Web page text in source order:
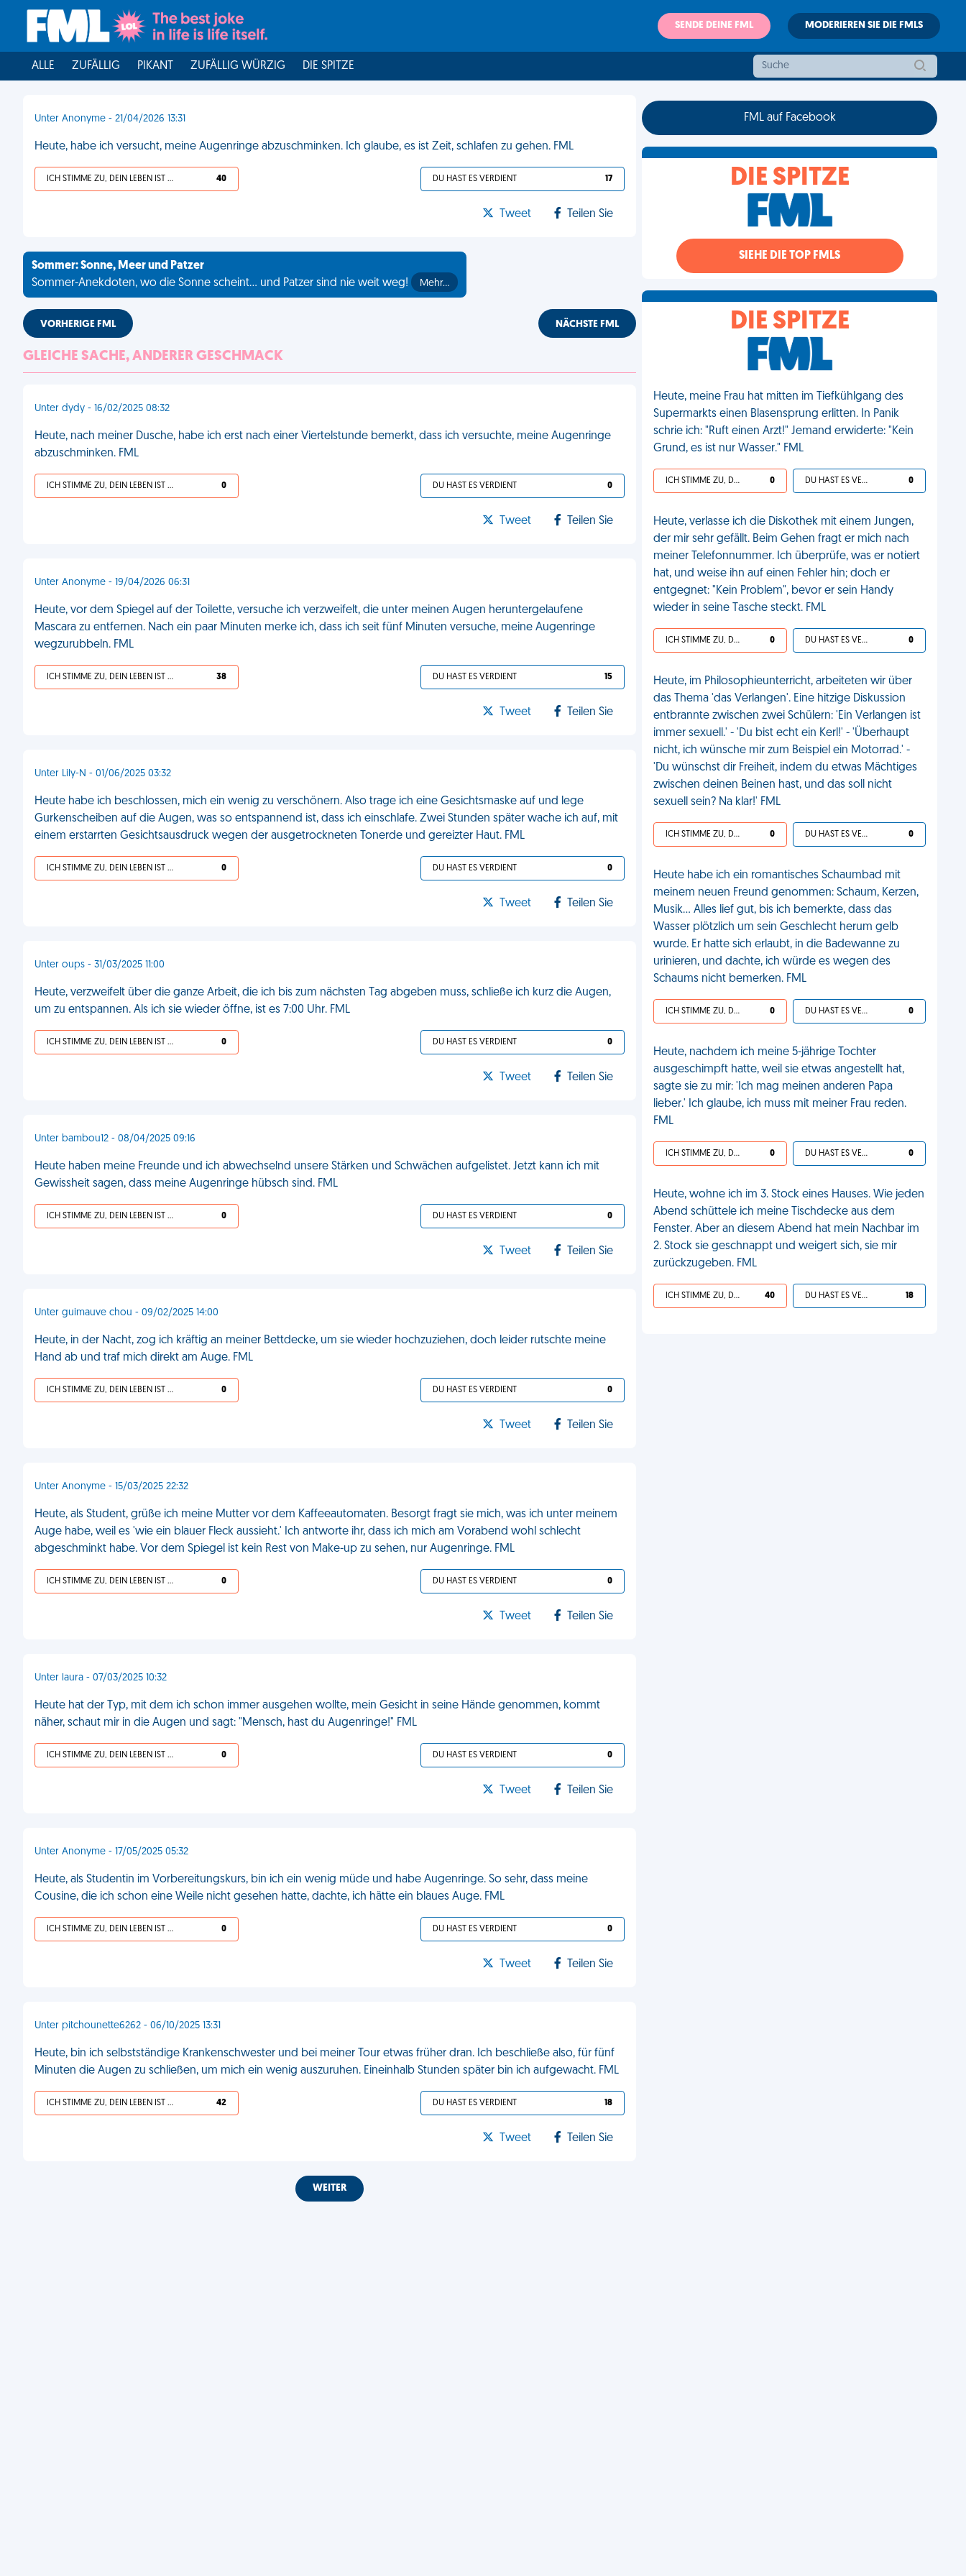
SENDE DEINE FML MODERIEREN SIE DIE FMLS
ALLE ZUFÄLLIG PIKANT ZUFÄLLIG WÜRZIG DIE SPITZE
Unter Anonyme - 21/04/2026 13:31
Heute, habe ich versucht, meine Augenringe abzuschminken. Ich glaube, es ist Zeit, schlafen zu gehen. FML
ICH STIMME ZU, DEIN LEBEN IST SCHEISSE 40 DU HAST ES VERDIENT 17
Tweet Teilen Sie
Sommer: Sonne, Meer und Patzer
Sommer-Anekdoten, wo die Sonne scheint... und Patzer sind nie weit weg!
Mehr…
VORHERIGE FML NÄCHSTE FML
GLEICHE SACHE, ANDERER GESCHMACK
Unter dydy - 16/02/2025 08:32
Heute, nach meiner Dusche, habe ich erst nach einer Viertelstunde bemerkt, dass ich versuchte, meine Augenringe
abzuschminken. FML
ICH STIMME ZU, DEIN LEBEN IST SCHEISSE 0 DU HAST ES VERDIENT 0
Tweet Teilen Sie
Unter Anonyme - 19/04/2026 06:31
Heute, vor dem Spiegel auf der Toilette, versuche ich verzweifelt, die unter meinen Augen heruntergelaufene
Mascara zu entfernen. Nach ein paar Minuten merke ich, dass ich seit fünf Minuten versuche, meine Augenringe
wegzurubbeln. FML
ICH STIMME ZU, DEIN LEBEN IST SCHEISSE 38 DU HAST ES VERDIENT 15
Tweet Teilen Sie
Unter Lily-N - 01/06/2025 03:32
Heute habe ich beschlossen, mich ein wenig zu verschönern. Also trage ich eine Gesichtsmaske auf und lege
Gurkenscheiben auf die Augen, was so entspannend ist, dass ich einschlafe. Zwei Stunden später wache ich auf, mit
einem erstarrten Gesichtsausdruck wegen der ausgetrockneten Tonerde und gereizter Haut. FML
ICH STIMME ZU, DEIN LEBEN IST SCHEISSE 0 DU HAST ES VERDIENT 0
Tweet Teilen Sie
Unter oups - 31/03/2025 11:00
Heute, verzweifelt über die ganze Arbeit, die ich bis zum nächsten Tag abgeben muss, schließe ich kurz die Augen,
um zu entspannen. Als ich sie wieder öffne, ist es 7:00 Uhr. FML
ICH STIMME ZU, DEIN LEBEN IST SCHEISSE 0 DU HAST ES VERDIENT 0
Tweet Teilen Sie
Unter bambou12 - 08/04/2025 09:16
Heute haben meine Freunde und ich abwechselnd unsere Stärken und Schwächen aufgelistet. Jetzt kann ich mit
Gewissheit sagen, dass meine Augenringe hübsch sind. FML
ICH STIMME ZU, DEIN LEBEN IST SCHEISSE 0 DU HAST ES VERDIENT 0
Tweet Teilen Sie
Unter guimauve chou - 09/02/2025 14:00
Heute, in der Nacht, zog ich kräftig an meiner Bettdecke, um sie wieder hochzuziehen, doch leider rutschte meine
Hand ab und traf mich direkt am Auge. FML
ICH STIMME ZU, DEIN LEBEN IST SCHEISSE 0 DU HAST ES VERDIENT 0
Tweet Teilen Sie
Unter Anonyme - 15/03/2025 22:32
Heute, als Student, grüße ich meine Mutter vor dem Kaffeeautomaten. Besorgt fragt sie mich, was ich unter meinem
Auge habe, weil es 'wie ein blauer Fleck aussieht.' Ich antworte ihr, dass ich mich am Vorabend wohl schlecht
abgeschminkt habe. Vor dem Spiegel ist kein Rest von Make-up zu sehen, nur Augenringe. FML
ICH STIMME ZU, DEIN LEBEN IST SCHEISSE 0 DU HAST ES VERDIENT 0
Tweet Teilen Sie
Unter laura - 07/03/2025 10:32
Heute hat der Typ, mit dem ich schon immer ausgehen wollte, mein Gesicht in seine Hände genommen, kommt
näher, schaut mir in die Augen und sagt: "Mensch, hast du Augenringe!" FML
ICH STIMME ZU, DEIN LEBEN IST SCHEISSE 0 DU HAST ES VERDIENT 0
Tweet Teilen Sie
Unter Anonyme - 17/05/2025 05:32
Heute, als Studentin im Vorbereitungskurs, bin ich ein wenig müde und habe Augenringe. So sehr, dass meine
Cousine, die ich schon eine Weile nicht gesehen hatte, dachte, ich hätte ein blaues Auge. FML
ICH STIMME ZU, DEIN LEBEN IST SCHEISSE 0 DU HAST ES VERDIENT 0
Tweet Teilen Sie
Unter pitchounette6262 - 06/10/2025 13:31
Heute, bin ich selbstständige Krankenschwester und bei meiner Tour etwas früher dran. Ich beschließe also, für fünf
Minuten die Augen zu schließen, um mich ein wenig auszuruhen. Eineinhalb Stunden später bin ich aufgewacht. FML
ICH STIMME ZU, DEIN LEBEN IST SCHEISSE 42 DU HAST ES VERDIENT 18
Tweet Teilen Sie
WEITER
FML auf Facebook
DIE SPITZE
SIEHE DIE TOP FMLS
DIE SPITZE
Heute, meine Frau hat mitten im Tiefkühlgang des
Supermarkts einen Blasensprung erlitten. In Panik
schrie ich: "Ruft einen Arzt!" Jemand erwiderte: "Kein
Grund, es ist nur Wasser." FML
ICH STIMME ZU, DEIN LEBEN IST SCHEISSE 0 DU HAST ES VERDIENT 0
Heute, verlasse ich die Diskothek mit einem Jungen,
der mir sehr gefällt. Beim Gehen fragt er mich nach
meiner Telefonnummer. Ich überprüfe, was er notiert
hat, und weise ihn auf einen Fehler hin; doch er
entgegnet: "Kein Problem", bevor er sein Handy
wieder in seine Tasche steckt. FML
ICH STIMME ZU, DEIN LEBEN IST SCHEISSE 0 DU HAST ES VERDIENT 0
Heute, im Philosophieunterricht, arbeiteten wir über
das Thema 'das Verlangen'. Eine hitzige Diskussion
entbrannte zwischen zwei Schülern: 'Ein Verlangen ist
immer sexuell.' - 'Du bist echt ein Kerl!' - 'Überhaupt
nicht, ich wünsche mir zum Beispiel ein Motorrad.' -
'Du wünschst dir Freiheit, indem du etwas Mächtiges
zwischen deinen Beinen hast, und das soll nicht
sexuell sein? Na klar!' FML
ICH STIMME ZU, DEIN LEBEN IST SCHEISSE 0 DU HAST ES VERDIENT 0
Heute habe ich ein romantisches Schaumbad mit
meinem neuen Freund genommen: Schaum, Kerzen,
Musik... Alles lief gut, bis ich bemerkte, dass das
Wasser plötzlich um sein Geschlecht herum gelb
wurde. Er hatte sich erlaubt, in die Badewanne zu
urinieren, und dachte, ich würde es wegen des
Schaums nicht bemerken. FML
ICH STIMME ZU, DEIN LEBEN IST SCHEISSE 0 DU HAST ES VERDIENT 0
Heute, nachdem ich meine 5-jährige Tochter
ausgeschimpft hatte, weil sie etwas angestellt hat,
sagte sie zu mir: 'Ich mag meinen anderen Papa
lieber.' Ich glaube, ich muss mit meiner Frau reden.
FML
ICH STIMME ZU, DEIN LEBEN IST SCHEISSE 0 DU HAST ES VERDIENT 0
Heute, wohne ich im 3. Stock eines Hauses. Wie jeden
Abend schüttele ich meine Tischdecke aus dem
Fenster. Aber an diesem Abend hat mein Nachbar im
2. Stock sie geschnappt und weigert sich, sie mir
zurückzugeben. FML
ICH STIMME ZU, DEIN LEBEN IST SCHEISSE 40 DU HAST ES VERDIENT 18